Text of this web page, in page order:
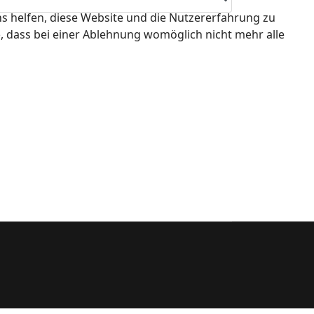
helfen, diese Website und die Nutzererfahrung zu
dass bei einer Ablehnung womöglich nicht mehr alle